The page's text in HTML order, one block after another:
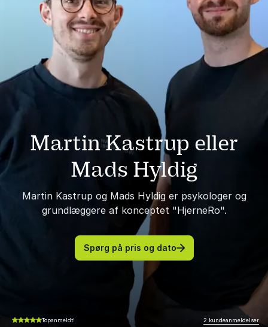
Martin Kastrup eller
Mads Hyldig
Martin Kastrup og Mads Hyldig er psykologer og
grundlæggere af konceptet "HjerneRo".
Spørg på pris og dato
5.00 ud af 5Topanmeldt! 2 kundeanmeldelser